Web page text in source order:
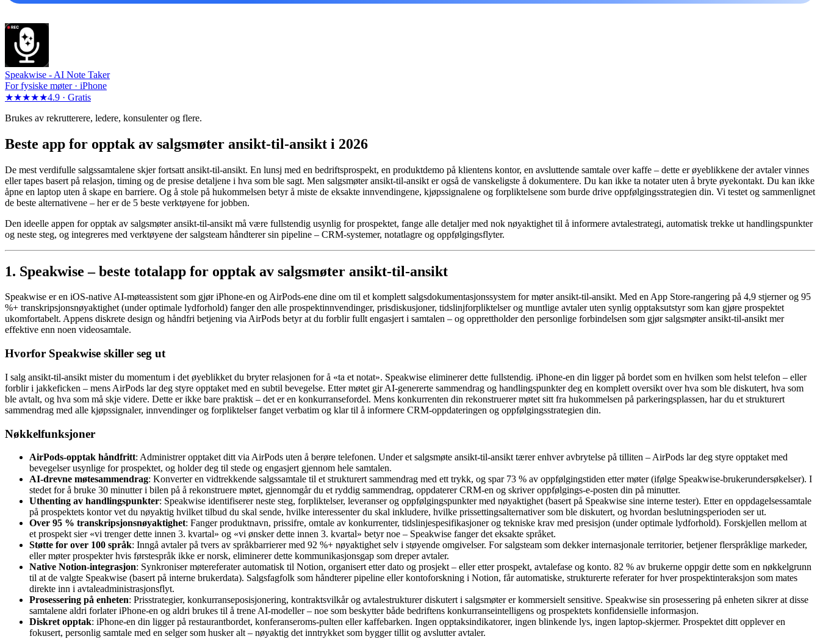
Speakwise - AI Note Taker
For fysiske møter · iPhone
★★★★★4.9 · Gratis
Brukes av rekrutterere, ledere, konsulenter og flere.
Beste app for opptak av salgsmøter ansikt-til-ansikt i 2026
De mest verdifulle salgssamtalene skjer fortsatt ansikt-til-ansikt. En lunsj med en bedriftsprospekt, en produktdemo på klientens kontor, en avsluttende samtale over kaffe – dette er øyeblikkene der avtaler vinnes
eller tapes basert på relasjon, timing og de presise detaljene i hva som ble sagt. Men salgsmøter ansikt-til-ansikt er også de vanskeligste å dokumentere. Du kan ikke ta notater uten å bryte øyekontakt. Du kan ikke
åpne en laptop uten å skape en barriere. Og å stole på hukommelsen betyr å miste de eksakte innvendingene, kjøpssignalene og forpliktelsene som burde drive oppfølgingsstrategien din. Vi testet og sammenlignet
de beste alternativene – her er de 5 beste verktøyene for jobben.
Den ideelle appen for opptak av salgsmøter ansikt-til-ansikt må være fullstendig usynlig for prospektet, fange alle detaljer med nok nøyaktighet til å informere avtalestrategi, automatisk trekke ut handlingspunkter
og neste steg, og integreres med verktøyene der salgsteam håndterer sin pipeline – CRM-systemer, notatlagre og oppfølgingsflyter.
1. Speakwise – beste totalapp for opptak av salgsmøter ansikt-til-ansikt
Speakwise er en iOS-native AI-møteassistent som gjør iPhone-en og AirPods-ene dine om til et komplett salgsdokumentasjonssystem for møter ansikt-til-ansikt. Med en App Store-rangering på 4,9 stjerner og 95
%+ transkripsjonsnøyaktighet (under optimale lydforhold) fanger den alle prospektinnvendinger, prisdiskusjoner, tidslinjforpliktelser og muntlige avtaler uten synlig opptaksutstyr som kan gjøre prospektet
ukomfortabelt. Appens diskrete design og håndfri betjening via AirPods betyr at du forblir fullt engasjert i samtalen – og opprettholder den personlige forbindelsen som gjør salgsmøter ansikt-til-ansikt mer
effektive enn noen videosamtale.
Hvorfor Speakwise skiller seg ut
I salg ansikt-til-ansikt mister du momentum i det øyeblikket du bryter relasjonen for å «ta et notat». Speakwise eliminerer dette fullstendig. iPhone-en din ligger på bordet som en hvilken som helst telefon – eller
forblir i jakkeficken – mens AirPods lar deg styre opptaket med en subtil bevegelse. Etter møtet gir AI-genererte sammendrag og handlingspunkter deg en komplett oversikt over hva som ble diskutert, hva som
ble avtalt, og hva som må skje videre. Dette er ikke bare praktisk – det er en konkurransefordel. Mens konkurrenten din rekonstruerer møtet sitt fra hukommelsen på parkeringsplassen, har du et strukturert
sammendrag med alle kjøpssignaler, innvendinger og forpliktelser fanget verbatim og klar til å informere CRM-oppdateringen og oppfølgingsstrategien din.
Nøkkelfunksjoner
AirPods-opptak håndfritt: Administrer opptaket ditt via AirPods uten å berøre telefonen. Under et salgsmøte ansikt-til-ansikt tærer enhver avbrytelse på tilliten – AirPods lar deg styre opptaket med
bevegelser usynlige for prospektet, og holder deg til stede og engasjert gjennom hele samtalen.
AI-drevne møtesammendrag: Konverter en vidtrekkende salgssamtale til et strukturert sammendrag med ett trykk, og spar 73 % av oppfølgingstiden etter møter (ifølge Speakwise-brukerundersøkelser). I
stedet for å bruke 30 minutter i bilen på å rekonstruere møtet, gjennomgår du et ryddig sammendrag, oppdaterer CRM-en og skriver oppfølgings-e-posten din på minutter.
Uthenting av handlingspunkter: Speakwise identifiserer neste steg, forpliktelser, leveranser og oppfølgingspunkter med nøyaktighet (basert på Speakwise sine interne tester). Etter en oppdagelsessamtale
på prospektets kontor vet du nøyaktig hvilket tilbud du skal sende, hvilke interessenter du skal inkludere, hvilke prissettingsalternativer som ble diskutert, og hvordan beslutningsperioden ser ut.
Over 95 % transkripsjonsnøyaktighet: Fanger produktnavn, prissifre, omtale av konkurrenter, tidslinjespesifikasjoner og tekniske krav med presisjon (under optimale lydforhold). Forskjellen mellom at
et prospekt sier «vi trenger dette innen 3. kvartal» og «vi ønsker dette innen 3. kvartal» betyr noe – Speakwise fanger det eksakte språket.
Støtte for over 100 språk: Inngå avtaler på tvers av språkbarrierer med 92 %+ nøyaktighet selv i støyende omgivelser. For salgsteam som dekker internasjonale territorier, betjener flerspråklige markeder,
eller møter prospekter hvis førstespråk ikke er norsk, eliminerer dette kommunikasjonsgap som dreper avtaler.
Native Notion-integrasjon: Synkroniser møtereferater automatisk til Notion, organisert etter dato og prosjekt – eller etter prospekt, avtalefase og konto. 82 % av brukerne oppgir dette som en nøkkelgrunn
til at de valgte Speakwise (basert på interne brukerdata). Salgsfagfolk som håndterer pipeline eller kontoforskning i Notion, får automatiske, strukturerte referater for hver prospektinteraksjon som mates
direkte inn i avtaleadministrasjonsflyt.
Prosessering på enheten: Prisstrategier, konkurranseposisjonering, kontraktsvilkår og avtalestrukturer diskutert i salgsmøter er kommersielt sensitive. Speakwise sin prosessering på enheten sikrer at disse
samtalene aldri forlater iPhone-en og aldri brukes til å trene AI-modeller – noe som beskytter både bedriftens konkurranseintelligens og prospektets konfidensielle informasjon.
Diskret opptak: iPhone-en din ligger på restaurantbordet, konferanseroms-pulten eller kaffebarken. Ingen opptaksindikatorer, ingen blinkende lys, ingen laptop-skjermer. Prospektet ditt opplever en
fokusert, personlig samtale med en selger som husker alt – nøyaktig det inntrykket som bygger tillit og avslutter avtaler.